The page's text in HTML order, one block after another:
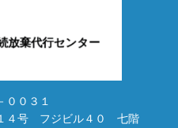
００３１
４号 フジビル４０ 七階